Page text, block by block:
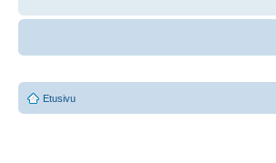
Etusivu